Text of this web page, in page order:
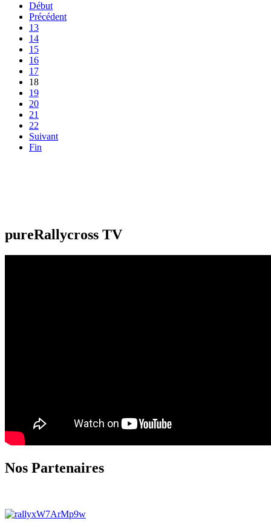
Début
Précédent
13
14
15
16
17
18
19
20
21
22
Suivant
Fin
pureRallycross TV
Nos Partenaires